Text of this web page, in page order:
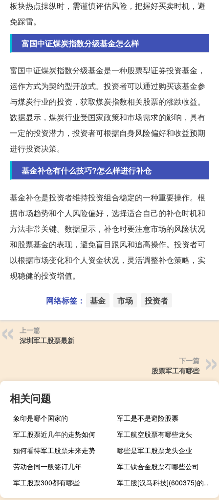
板块热点操纵时，需谨慎评估风险，把握好买卖时机，避
免踩雷。
富国中证煤炭指数分级基金怎么样
富国中证煤炭指数分级基金是一种股票型证券投资基金，
运作方式为契约型开放式。投资者可以通过购买该基金参
与煤炭行业的投资，获取煤炭指数相关股票的涨跌收益。
数据显示，煤炭行业受国家政策和市场需求的影响，具有
一定的投资潜力，投资者可根据自身风险偏好和收益预期
进行投资决策。
基金补仓有什么技巧?怎么样进行补仓
基金补仓是投资者维持投资组合稳定的一种重要操作。根
据市场趋势和个人风险偏好，选择适合自己的补仓时机和
方法非常关键。数据显示，补仓时要注意市场的风险状况
和股票基金的表现，避免盲目跟风和追高操作。投资者可
以根据市场变化和个人资金状况，灵活调整补仓策略，实
现稳健的投资增值。
网络标签： 基金 市场 投资者
上一篇
深圳军工股票最新
下一篇
股票军工有哪些
相关问题
象印是哪个国家的
军工是不是避险股票
军工股票近几年的走势如何
军工航空股票有哪些龙头
如何看待军工股票未来走势
哪些是军工股票龙头企业
劳动合同一般签订几年
军工钛合金股票有哪些公司
军工股票300都有哪些
军工股[汉马科技](600375)的公司详细资料